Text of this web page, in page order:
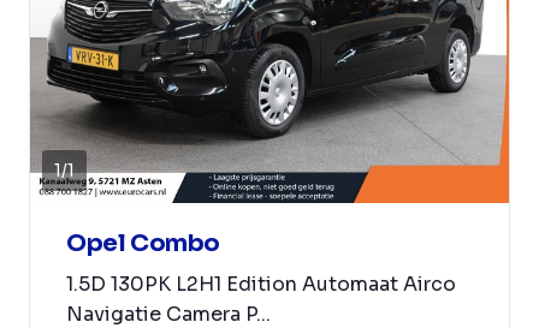
1/1
Opel Combo
1.5D 130PK L2H1 Edition Automaat Airco
Navigatie Camera P...